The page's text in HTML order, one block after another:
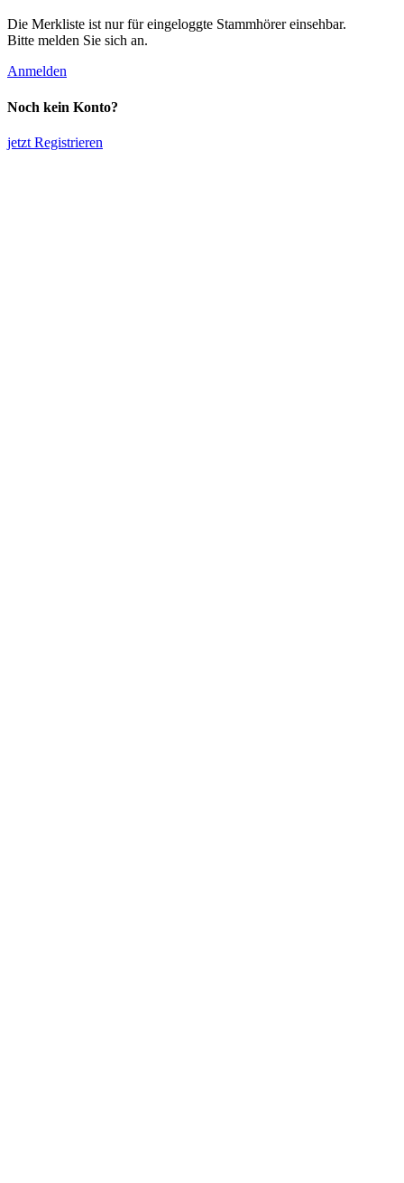
Die Merkliste ist nur für eingeloggte Stammhörer einsehbar.
Bitte melden Sie sich an.
Anmelden
Noch kein Konto?
jetzt Registrieren